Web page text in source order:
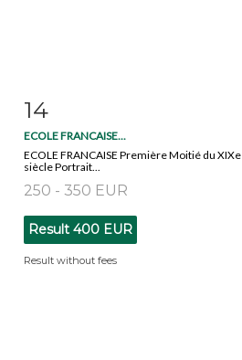
14
ECOLE FRANCAISE...
ECOLE FRANCAISE Première Moitié du XIXe
siècle Portrait...
250 - 350 EUR
Result 400 EUR
Result without fees